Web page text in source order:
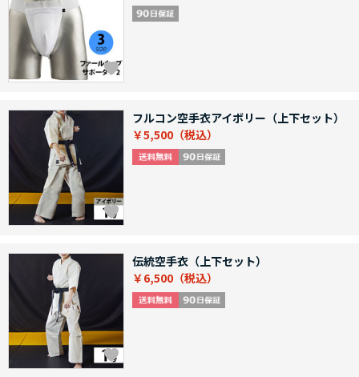
フルコン空手衣アイボリー（上下セット）
￥5,500
伝統空手衣（上下セット）
￥6,500